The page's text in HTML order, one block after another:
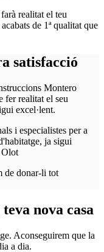
realitat el teu
de 1ª qualitat que
satisfacció
Montero
fer realitat el seu
excel·lent.
i especialistes per a
ja sigui
Olot
de donar-li tot
nova casa
Aconseguirem que la
a dia.